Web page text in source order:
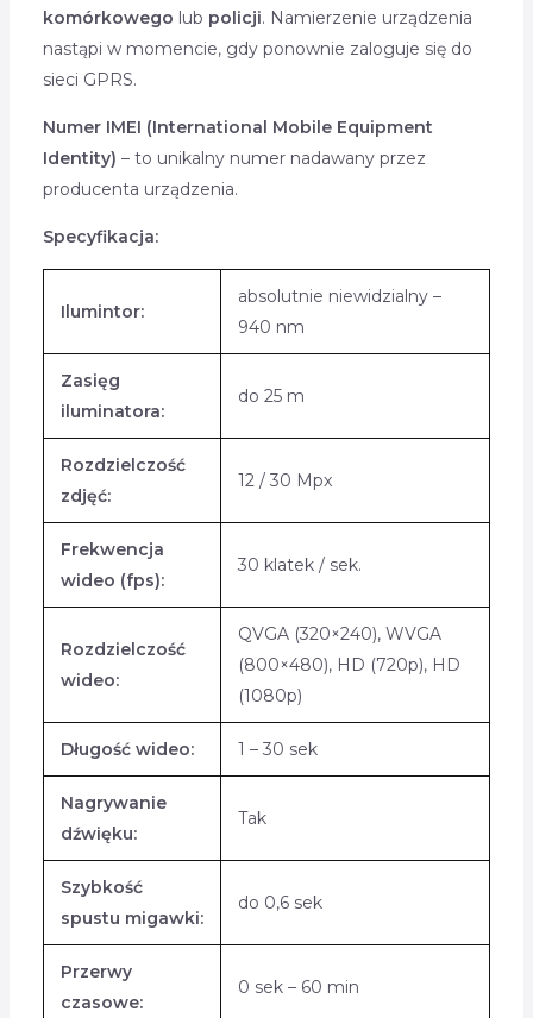
komórkowego lub policji. Namierzenie urządzenia
nastąpi w momencie, gdy ponownie zaloguje się do
sieci GPRS.
Numer IMEI (International Mobile Equipment
Identity) – to unikalny numer nadawany przez
producenta urządzenia.
Specyfikacja:
Ilumintor:
absolutnie niewidzialny –
940 nm
Zasięg
iluminatora:
do 25 m
Rozdzielczość
zdjęć:
12 / 30 Mpx
Frekwencja
wideo (fps):
30 klatek / sek.
Rozdzielczość
wideo:
QVGA (320×240), WVGA
(800×480), HD (720p), HD
(1080p)
Długość wideo: 1 – 30 sek
Nagrywanie
dźwięku:
Tak
Szybkość
spustu migawki:
do 0,6 sek
Przerwy
czasowe:
0 sek – 60 min